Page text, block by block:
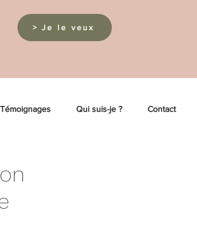
> Je le veux
Témoignages Qui suis-je ? Contact